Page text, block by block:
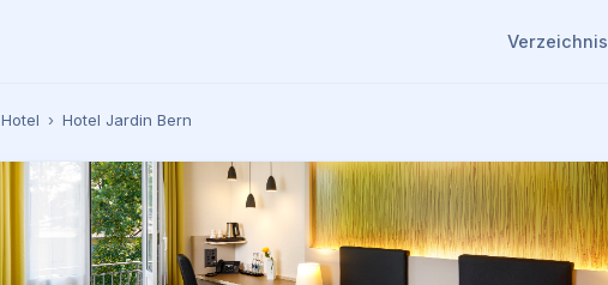
Verzeichnis
Hotel › Hotel Jardin Bern